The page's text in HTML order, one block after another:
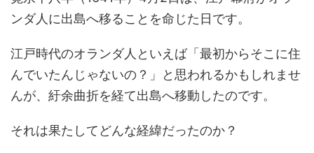
ンダ人に出島へ移ることを命じた日です。
江戸時代のオランダ人といえば「最初からそこに住
んでいたんじゃないの？」と思われるかもしれませ
んが、紆余曲折を経て出島へ移動したのです。
それは果たしてどんな経緯だったのか？